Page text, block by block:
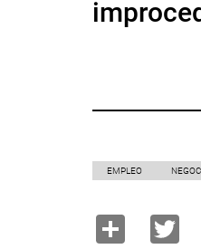
EMPLEO
Share